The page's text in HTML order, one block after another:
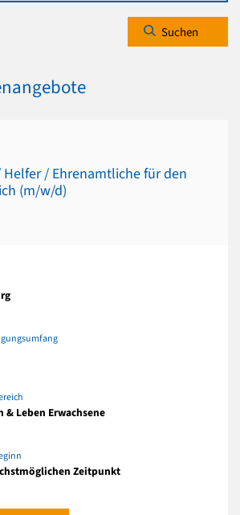
Suchen
/ Ehrenamtliche für den
(m/w/d)
& Leben Erwachsene
Zeitpunkt